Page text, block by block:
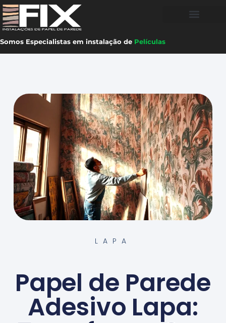
Somos Especialistas em instalação de Películas
LAPA
Papel de Parede
Adesivo Lapa: